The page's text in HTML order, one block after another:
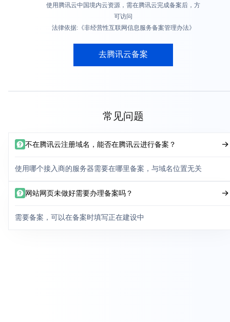
使用腾讯云中国境内云资源，需在腾讯云完成备案后，方
可访问
法律依据:《非经营性互联网信息服务备案管理办法》
去腾讯云备案
常见问题
不在腾讯云注册域名，能否在腾讯云进行备案？
使用哪个接入商的服务器需要在哪里备案，与域名位置无关
网站网页未做好需要办理备案吗？
需要备案，可以在备案时填写正在建设中